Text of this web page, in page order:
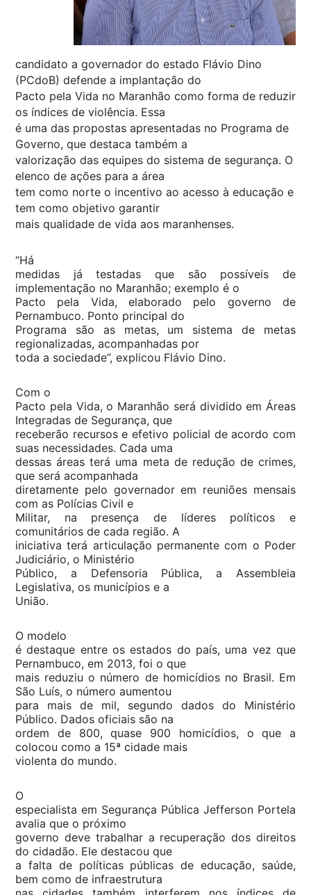
candidato a governador do estado Flávio Dino
(PCdoB) defende a implantação do
Pacto pela Vida no Maranhão como forma de reduzir
os índices de violência. Essa
é uma das propostas apresentadas no Programa de
Governo, que destaca também a
valorização das equipes do sistema de segurança. O
elenco de ações para a área
tem como norte o incentivo ao acesso à educação e
tem como objetivo garantir
mais qualidade de vida aos maranhenses.
“Há
medidas já testadas que são possíveis de
implementação no Maranhão; exemplo é o
Pacto pela Vida, elaborado pelo governo de
Pernambuco. Ponto principal do
Programa são as metas, um sistema de metas
regionalizadas, acompanhadas por
toda a sociedade”, explicou Flávio Dino.
Com o
Pacto pela Vida, o Maranhão será dividido em Áreas
Integradas de Segurança, que
receberão recursos e efetivo policial de acordo com
suas necessidades. Cada uma
dessas áreas terá uma meta de redução de crimes,
que será acompanhada
diretamente pelo governador em reuniões mensais
com as Polícias Civil e
Militar, na presença de líderes políticos e
comunitários de cada região. A
iniciativa terá articulação permanente com o Poder
Judiciário, o Ministério
Público, a Defensoria Pública, a Assembleia
Legislativa, os municípios e a
União.
O modelo
é destaque entre os estados do país, uma vez que
Pernambuco, em 2013, foi o que
mais reduziu o número de homicídios no Brasil. Em
São Luís, o número aumentou
para mais de mil, segundo dados do Ministério
Público. Dados oficiais são na
ordem de 800, quase 900 homicídios, o que a
colocou como a 15ª cidade mais
violenta do mundo.
O
especialista em Segurança Pública Jefferson Portela
avalia que o próximo
governo deve trabalhar a recuperação dos direitos
do cidadão. Ele destacou que
a falta de políticas públicas de educação, saúde,
bem como de infraestrutura